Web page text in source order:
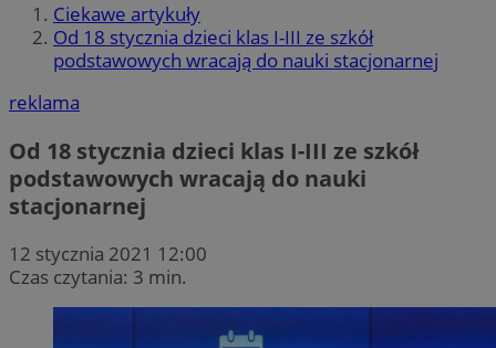
Ciekawe artykuły
Od 18 stycznia dzieci klas I-III ze szkół
podstawowych wracają do nauki stacjonarnej
reklama
Od 18 stycznia dzieci klas I-III ze szkół
podstawowych wracają do nauki
stacjonarnej
12 stycznia 2021 12:00
Czas czytania: 3 min.